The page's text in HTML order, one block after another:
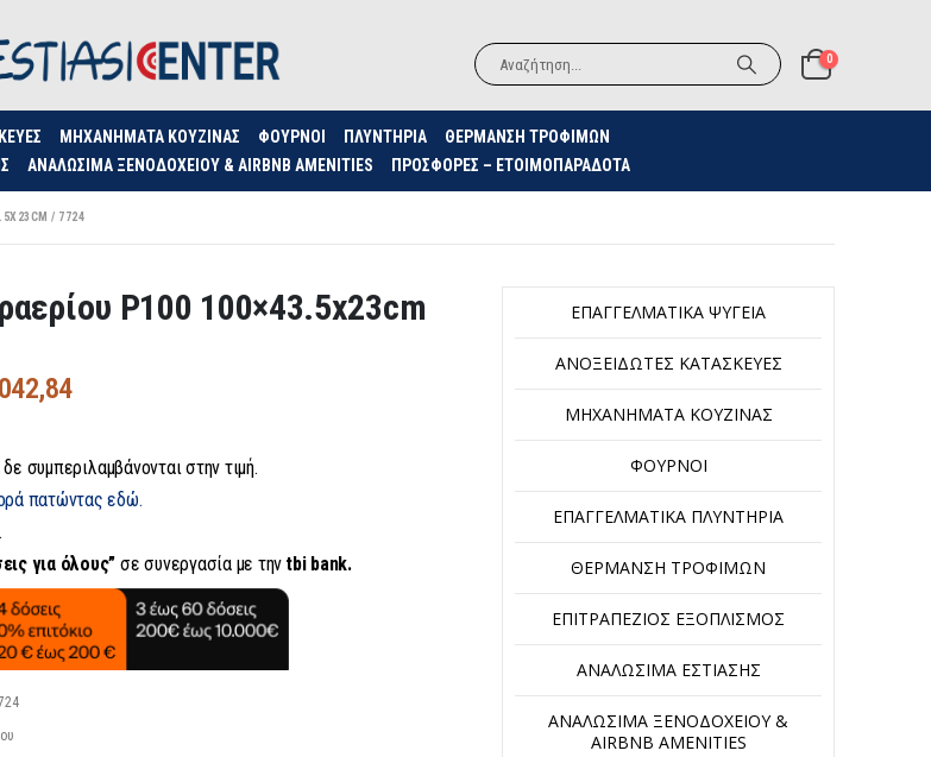
0
ΜΗΧΑΝΉΜΑΤΑ ΚΟΥΖΊΝΑΣ ΦΟΥΡΝΟΙ ΠΛΥΝΤΗΡΙΑ
ΘΈΡΜΑΝΣΗ ΤΡΟΦΊΜΩΝ
ΑΝΑΛΏΣΙΜΑ ΞΕΝΟΔΟΧΕΊΟΥ & AIRBNB AMENITIES ΠΡΟΣΦΟΡΈΣ – ΕΤΟΙΜΟΠΑΡΆΔΟΤΑ
/ 7724
P100 100×43.5x23cm
Η
είναι:
€1.042,84.
δε συμπεριλαμβάνονται στην τιμή.
πατώντας εδώ.
για όλους” σε συνεργασία με την tbi bank.
ΕΠΑΓΓΕΛΜΑΤΙΚΆ ΨΥΓΕΊΑ
ΑΝΟΞΕΊΔΩΤΕΣ ΚΑΤΑΣΚΕΥΈΣ
ΜΗΧΑΝΉΜΑΤΑ ΚΟΥΖΊΝΑΣ
ΦΟΎΡΝΟΙ
ΕΠΑΓΓΕΛΜΑΤΙΚΆ ΠΛΥΝΤΉΡΙΑ
ΘΈΡΜΑΝΣΗ ΤΡΟΦΊΜΩΝ
ΕΠΙΤΡΑΠΈΖΙΟΣ ΕΞΟΠΛΙΣΜΌΣ
ΑΝΑΛΏΣΙΜΑ ΕΣΤΊΑΣΗΣ
ΑΝΑΛΏΣΙΜΑ ΞΕΝΟΔΟΧΕΊΟΥ &
AIRBNB AMENITIES